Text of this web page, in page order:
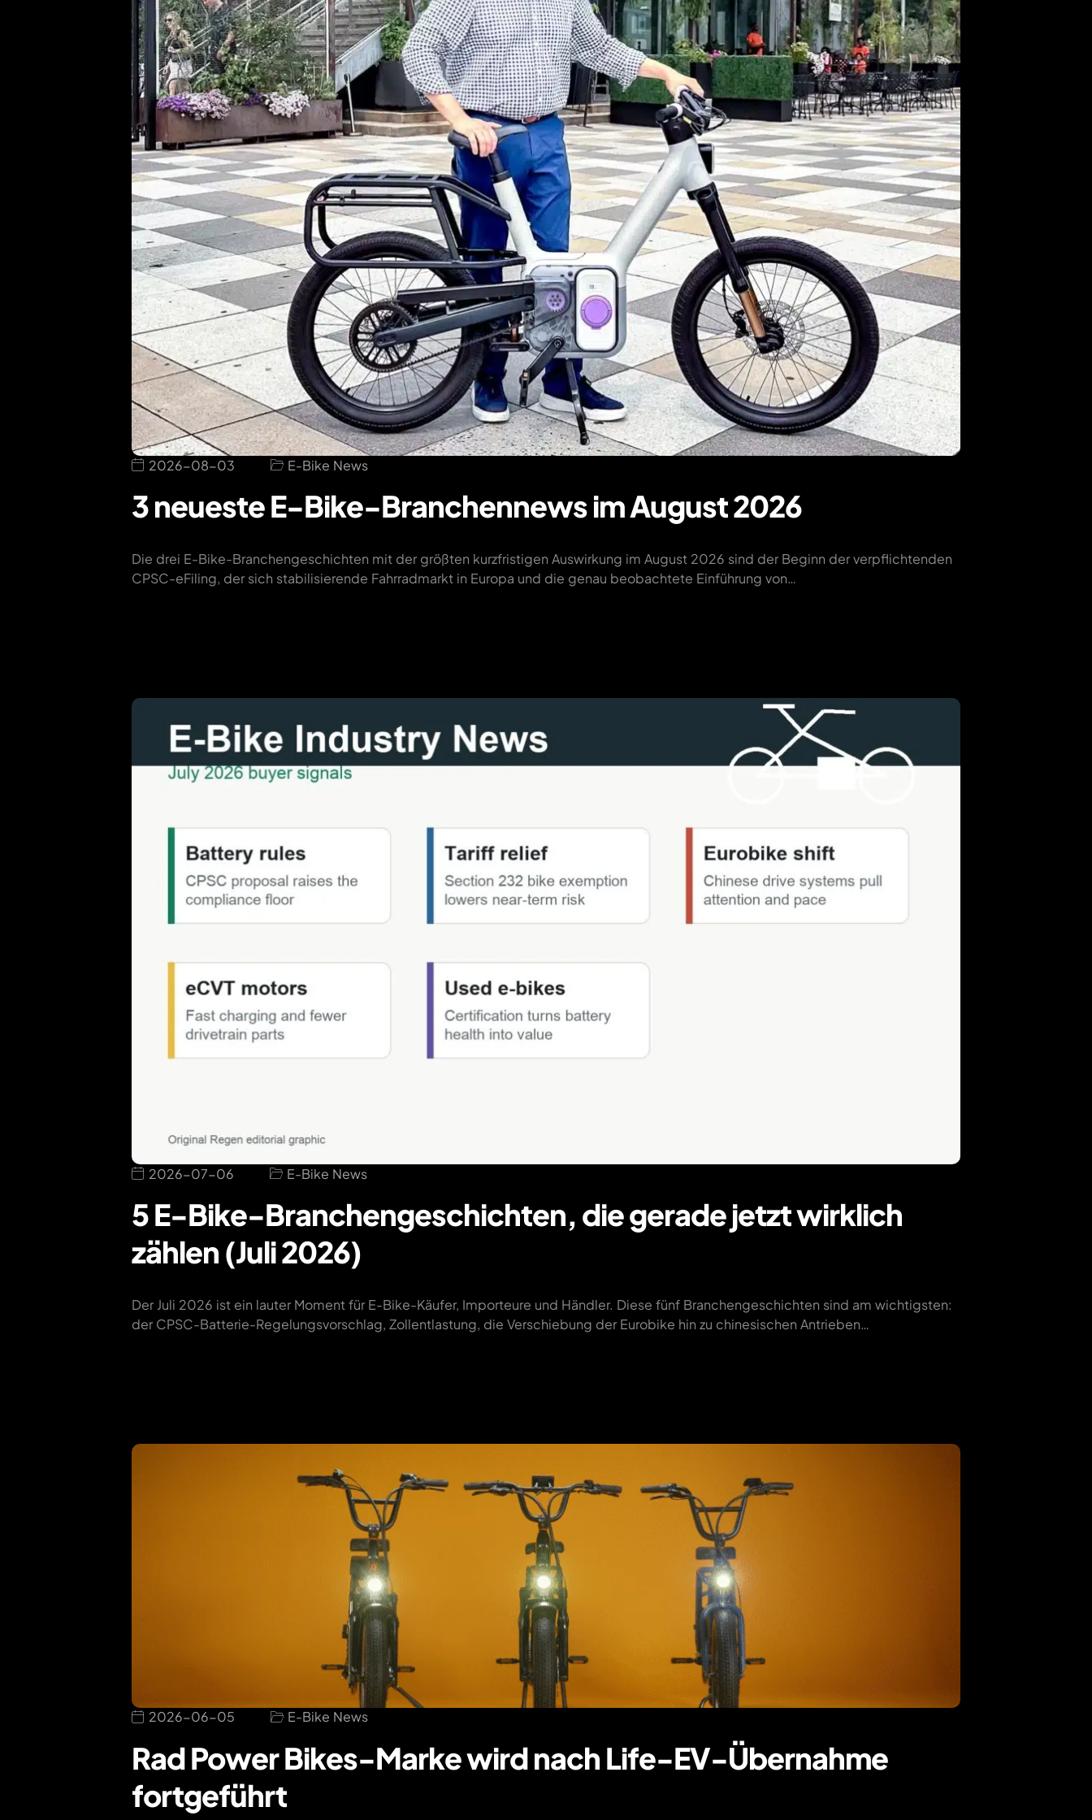
2026-08-03 E-Bike News
3 neueste E-Bike-Branchennews im August 2026
Die drei E-Bike-Branchengeschichten mit der größten kurzfristigen Auswirkung im August 2026 sind der Beginn der verpflichtenden
CPSC-eFiling, der sich stabilisierende Fahrradmarkt in Europa und die genau beobachtete Einführung von…
2026-07-06 E-Bike News
5 E-Bike-Branchengeschichten, die gerade jetzt wirklich
zählen (Juli 2026)
Der Juli 2026 ist ein lauter Moment für E-Bike-Käufer, Importeure und Händler. Diese fünf Branchengeschichten sind am wichtigsten:
der CPSC-Batterie-Regelungsvorschlag, Zollentlastung, die Verschiebung der Eurobike hin zu chinesischen Antrieben…
2026-06-05 E-Bike News
Rad Power Bikes-Marke wird nach Life-EV-Übernahme
fortgeführt